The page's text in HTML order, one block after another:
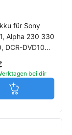
für Sony
Alpha 230 330
DCR-DVD105,
HC85
bei dir
Jetzt in den